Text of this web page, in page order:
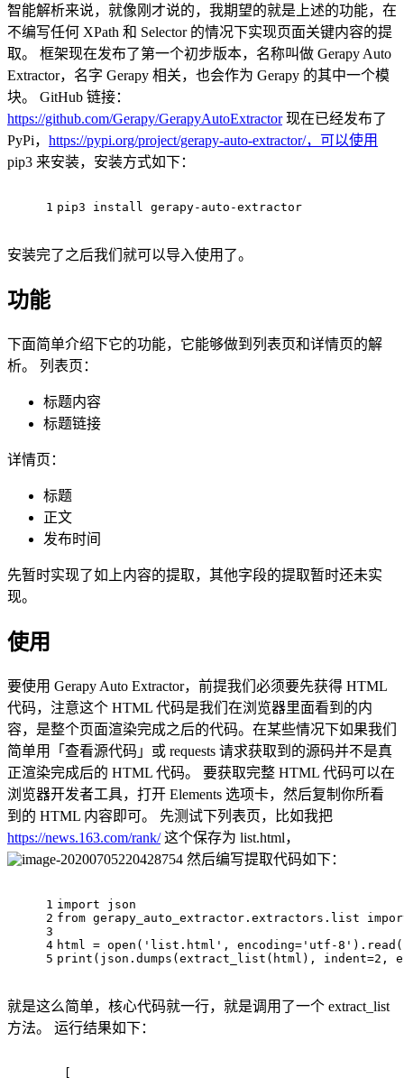
智能解析来说，就像刚才说的，我期望的就是上述的功能，在
不编写任何 XPath 和 Selector 的情况下实现页面关键内容的提
取。 框架现在发布了第一个初步版本，名称叫做 Gerapy Auto
Extractor，名字 Gerapy 相关，也会作为 Gerapy 的其中一个模
块。 GitHub 链接：
https://github.com/Gerapy/GerapyAutoExtractor现在已经发布了
PyPi， https://pypi.org/project/gerapy-auto-extractor/，可以使用
pip3 来安装，安装方式如下：
1 pip3 install gerapy- auto -extractor
安装完了之后我们就可以导入使用了。
功能
下面简单介绍下它的功能，它能够做到列表页和详情页的解
析。 列表页：
标题内容
标题链接
详情页：
标题
正文
发布时间
先暂时实现了如上内容的提取，其他字段的提取暂时还未实
现。
使用
要使用 Gerapy Auto Extractor，前提我们必须要先获得 HTML
代码，注意这个 HTML 代码是我们在浏览器里面看到的内
容，是整个页面渲染完成之后的代码。在某些情况下如果我们
简单用「查看源代码」或 requests 请求获取到的源码并不是真
正渲染完成后的 HTML 代码。 要获取完整 HTML 代码可以在
浏览器开发者工具，打开 Elements 选项卡，然后复制你所看
到的 HTML 内容即可。 先测试下列表页，比如我把
https://news.163.com/rank/这个保存为 list.html，
然后编写提取代码如下：
1
2
3
4
5
import json
from gerapy_auto_extractor.extractors.list
html = open( 'list.html' , encoding= 'utf-8'
print (json.dumps(extract_list(html), indent=2,
就是这么简单，核心代码就一行，就是调用了一个 extract_list
方法。 运行结果如下：